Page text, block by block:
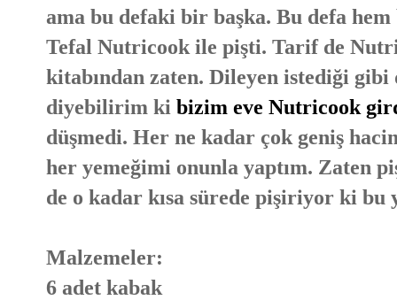
ama bu defaki bir başka. Bu defa
Tefal Nutricook ile pişti. Tarif de
kitabından zaten. Dileyen istediği
diyebilirim ki bizim eve Nutricook
düşmedi. Her ne kadar çok geniş
her yemeğimi onunla yaptım. Zaten
de o kadar kısa sürede pişiriyor ki bu
Malzemeler:
6 adet kabak